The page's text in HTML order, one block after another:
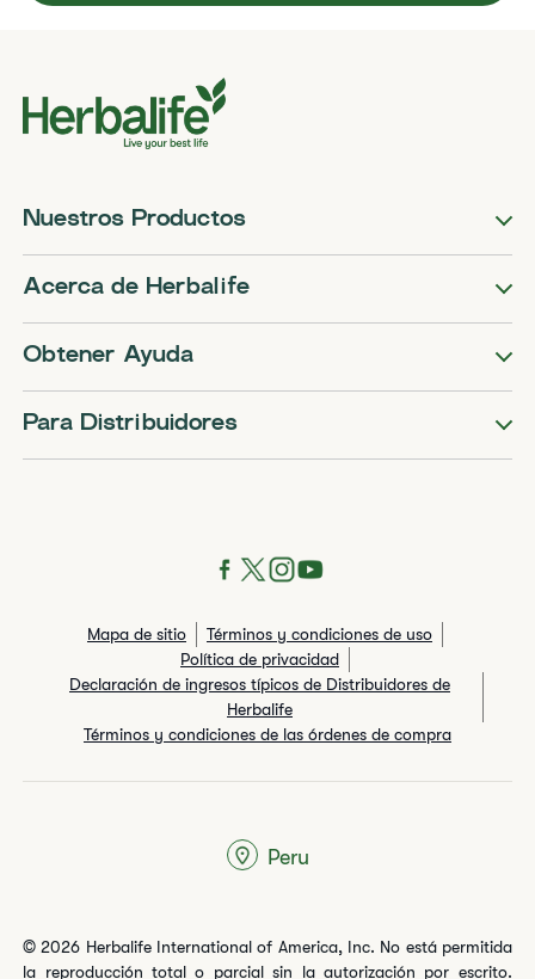
Nuestros Productos
Acerca de Herbalife
Obtener Ayuda
Para Distribuidores
Mapa de sitio
Términos y condiciones de uso
Política de privacidad
Declaración de ingresos típicos de Distribuidores de
Herbalife
Términos y condiciones de las órdenes de compra
© 2026 Herbalife International of America, Inc. No está permitida
la reproducción total o parcial sin la autorización por escrito.
Peru